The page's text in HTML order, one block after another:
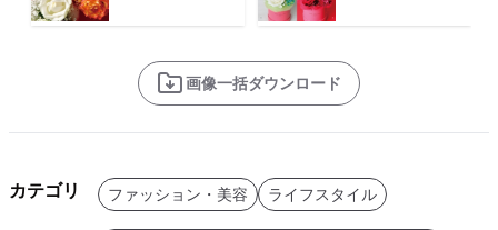
画像一括ダウンロード
カテゴリ ファッション・美容 ライフスタイル